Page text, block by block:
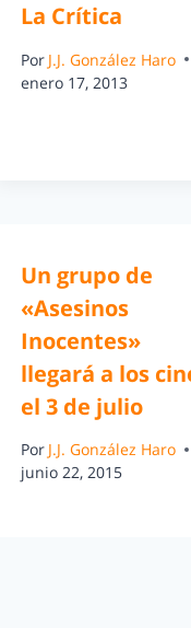
La Crítica
Por J.J. González Haro
enero 17, 2013
Un grupo de
«Asesinos
Inocentes»
llegará a los
el 3 de julio
Por J.J. González Haro
junio 22, 2015